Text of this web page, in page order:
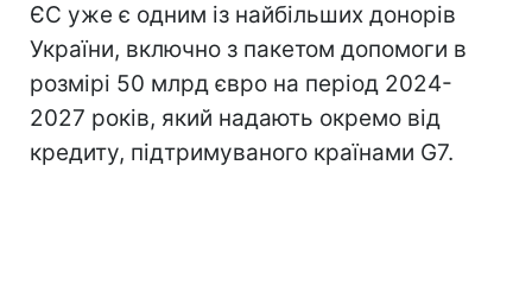
ЄС уже є одним із найбільших донорів
України, включно з пакетом допомоги в
розмірі 50 млрд євро на період 2024-
2027 років, який надають окремо від
кредиту, підтримуваного країнами G7.